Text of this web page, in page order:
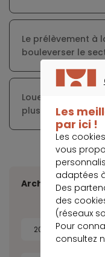
Le prélèvement à
bouleverser le
Louer sa
plus de
Archives
2026
Les
par ici !
Les
vous
adaptées
Des
des
(réseaux
Pour
consultez